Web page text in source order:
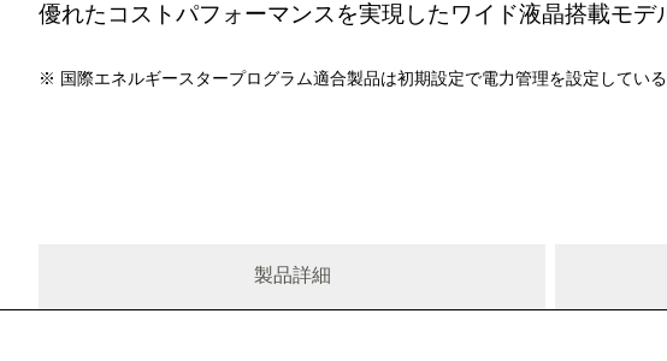
優れたコストパフォーマンスを実現したワイド液晶搭載モデ
※ 国際エネルギースタープログラム適合製品は初期設定で電力管理を設定してい
製品詳細